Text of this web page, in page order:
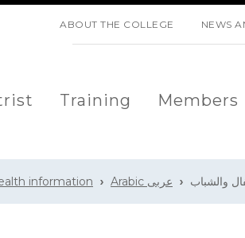
ABOUT THE COLLEGE NEWS
Training Members
information Arabic عربى